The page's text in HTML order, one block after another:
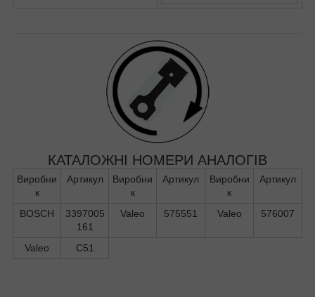
КАТАЛОЖНІ НОМЕРИ АНАЛОГІВ
Виробни
к
Артикул
Виробни
к
Артикул
Виробни
к
Артикул
BOSCH
3397005
161
Valeo 575551 Valeo 576007
Valeo C51